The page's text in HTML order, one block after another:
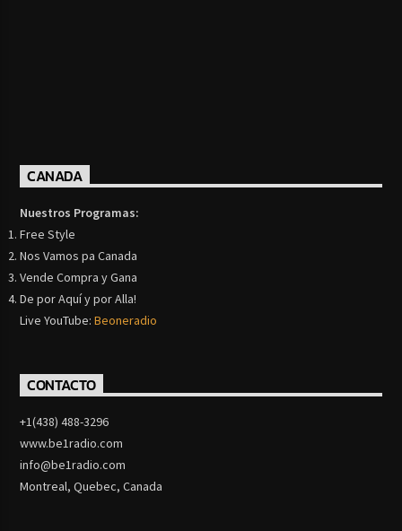
CANADA
Nuestros Programas:
Free Style
Nos Vamos pa Canada
Vende Compra y Gana
De por Aquí y por Alla!
Live YouTube:Beoneradio
CONTACTO
+1(438) 488-3296
www.be1radio.com
info@be1radio.com
Montreal, Quebec, Canada